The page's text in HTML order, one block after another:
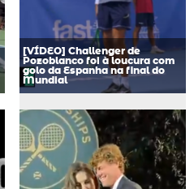
[VÍDEO] Challenger de
Pozoblanco foi à loucura com
golo da Espanha na final do
Mundial